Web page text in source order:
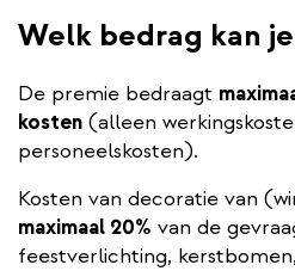
Welk bedrag kan
De premie bedraagt
kosten (alleen
personeelskosten).
Kosten van decoratie van
maximaal 20% van de
feestverlichting,